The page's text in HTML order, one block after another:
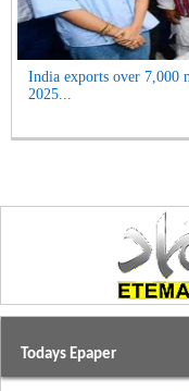
India exports over 7,000
2025...
Todays Epaper